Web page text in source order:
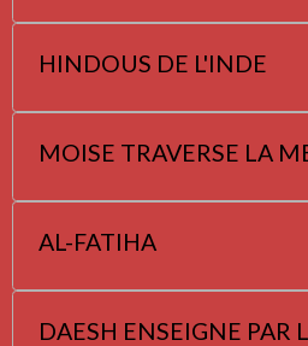
HINDOUS DE L'INDE
MOISE TRAVERSE LA
AL-FATIHA
DAESH ENSEIGNE PAR